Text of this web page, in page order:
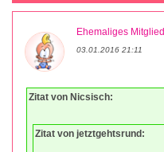
Ehemaliges Mitglied
03.01.2016 21:11
Zitat von Nicsisch:
Zitat von jetztgehtsrund: